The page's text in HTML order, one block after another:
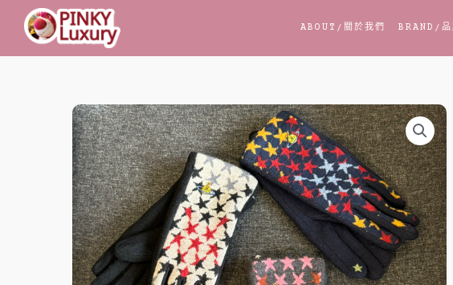
主
ABOUT /關於我們 BRAND /品